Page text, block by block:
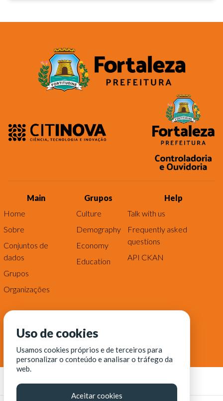
Main
Home
Sobre
Conjuntos de
dados
Grupos
Organizações
Grupos
Culture
Demography
Economy
Education
Help
Talk with us
Frequently asked
questions
API CKAN
Uso de cookies
Usamos cookies próprios e de terceiros para
personalizar o conteúdo e analisar o tráfego da
web.
Aceitar cookies